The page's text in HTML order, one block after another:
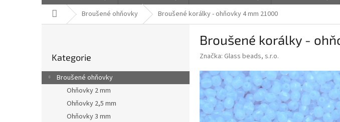
Domů Broušené ohňovky Broušené korálky - ohňovky 4 mm 21000
r
a
kategorie
Kategorie
Broušené ohňovky
Ohňovky 2 mm
Ohňovky 2,5 mm
Ohňovky 3 mm
Broušené korálky -
Značka: Glass beads, s.r.o.